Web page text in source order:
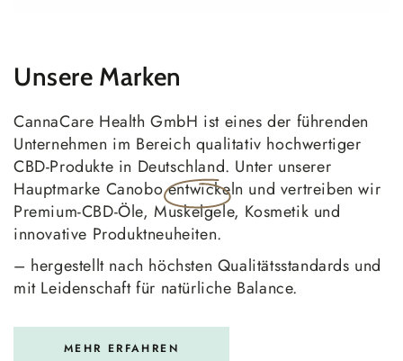
Unsere Marken
CannaCare Health GmbH ist eines der führenden
Unternehmen im Bereich qualitativ hochwertiger
CBD-Produkte in Deutschland. Unter unserer
Hauptmarke Canoboentwickeln und vertreiben wir
Premium-CBD-Öle, Muskelgele, Kosmetik und
innovative Produktneuheiten.
– hergestellt nach höchsten Qualitätsstandards und
mit Leidenschaft für natürliche Balance.
MEHR ERFAHREN